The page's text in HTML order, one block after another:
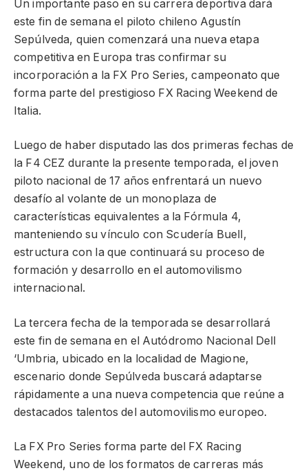
Un importante paso en su carrera deportiva dará
este fin de semana el piloto chileno Agustín
Sepúlveda, quien comenzará una nueva etapa
competitiva en Europa tras confirmar su
incorporación a la FX Pro Series, campeonato que
forma parte del prestigioso FX Racing Weekend de
Italia.
Luego de haber disputado las dos primeras fechas de
la F4 CEZ durante la presente temporada, el joven
piloto nacional de 17 años enfrentará un nuevo
desafío al volante de un monoplaza de
características equivalentes a la Fórmula 4,
manteniendo su vínculo con Scudería Buell,
estructura con la que continuará su proceso de
formación y desarrollo en el automovilismo
internacional.
La tercera fecha de la temporada se desarrollará
este fin de semana en el Autódromo Nacional Dell
‘Umbria, ubicado en la localidad de Magione,
escenario donde Sepúlveda buscará adaptarse
rápidamente a una nueva competencia que reúne a
destacados talentos del automovilismo europeo.
La FX Pro Series forma parte del FX Racing
Weekend, uno de los formatos de carreras más